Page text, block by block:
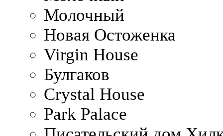
Молочный
Новая Остоженка
Virgin House
Булгаков
Crystal House
Park Palace